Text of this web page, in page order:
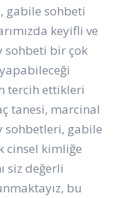
gabile sohbeti
keyifli ve
sohbeti bir çok
tercih ettikleri
tanesi, marcinal
sohbetleri, gabile
cinsel kimliğe
siz değerli
bu